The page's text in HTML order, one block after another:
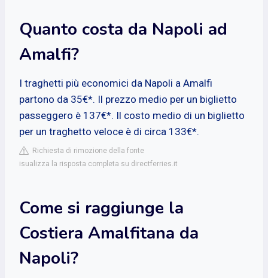
Quanto costa da Napoli ad
Amalfi?
I traghetti più economici da Napoli a Amalfi
partono da 35€*. Il prezzo medio per un biglietto
passeggero è 137€*. Il costo medio di un biglietto
per un traghetto veloce è di circa 133€*.
Richiesta di rimozione della fonte
isualizza la risposta completa su directferries.it
Come si raggiunge la
Costiera Amalfitana da
Napoli?